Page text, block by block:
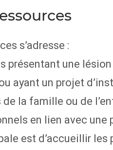
s’adresse :
présentant une
ayant un projet
de la famille ou de
en lien avec une
est d’accueillir les